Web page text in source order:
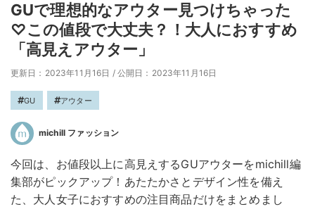
GUで理想的なアウター見つけちゃった
♡この値段で大丈夫？！大人におすすめ
「高見えアウター」
更新日：2023年11月16日 / 公開日：2023年11月16日
GU アウター
michill ファッション
今回は、お値段以上に高見えするGUアウターをmichill編
集部がピックアップ！あたたかさとデザイン性を備え
た、大人女子におすすめの注目商品だけをまとめまし